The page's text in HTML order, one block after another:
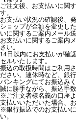
ご注文後、お支払いに関
す。
お支払い状況の確認後、
ショップが金額を変更し
いに関するご案内メール
お支払いに関するご案内
さい。
14日以内にお支払いが確
セルいたします。
振込の取扱時間はご利用
ださい。連休時など、銀
バンキングにてお振込みく
誠に勝手ながら、振込手
※ご注文者様名義の口座
支払いいただいた場合、
※銀行振込でのお支払い
い。